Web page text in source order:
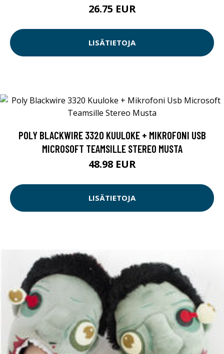
26.75 EUR
LISÄTIETOJA
POLY BLACKWIRE 3320 KUULOKE + MIKROFONI USB
MICROSOFT TEAMSILLE STEREO MUSTA
48.98 EUR
LISÄTIETOJA